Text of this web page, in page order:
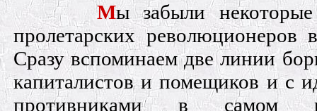
Мы забыли
пролетарских революционеров
Сразу вспоминаем две линии
капиталистов и помещиков и с
противниками в самом